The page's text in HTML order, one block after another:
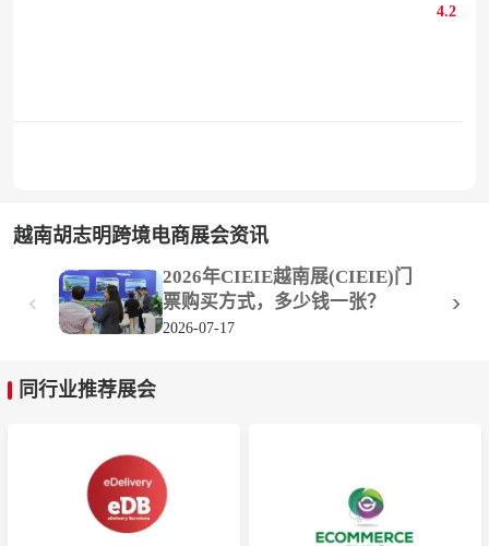
4.2
越南胡志明跨境电商展会资讯
‹
2026年CIEIE越南展(CIEIE)门
票购买方式，多少钱一张？
2026-07-17
›
同行业推荐展会